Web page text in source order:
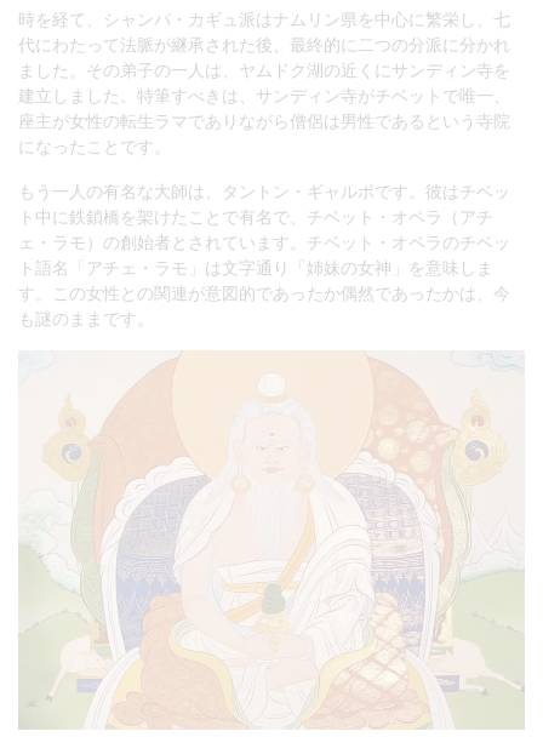
時を経て、シャンパ・カギュ派はナムリン県を中心に繁栄し、七
代にわたって法脈が継承された後、最終的に二つの分派に分かれ
ました。その弟子の一人は、ヤムドク湖の近くにサンディン寺を
建立しました。特筆すべきは、サンディン寺がチベットで唯一、
座主が女性の転生ラマでありながら僧侶は男性であるという寺院
になったことです。
もう一人の有名な大師は、タントン・ギャルポです。彼はチベッ
ト中に鉄鎖橋を架けたことで有名で、チベット・オペラ（アチ
ェ・ラモ）の創始者とされています。チベット・オペラのチベッ
ト語名「アチェ・ラモ」は文字通り「姉妹の女神」を意味しま
す。この女性との関連が意図的であったか偶然であったかは、今
も謎のままです。